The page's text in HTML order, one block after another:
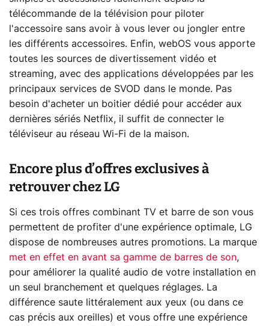
télécommande de la télévision pour piloter
l'accessoire sans avoir à vous lever ou jongler entre
les différents accessoires. Enfin, webOS vous apporte
toutes les sources de divertissement vidéo et
streaming, avec des applications développées par les
principaux services de SVOD dans le monde. Pas
besoin d'acheter un boitier dédié pour accéder aux
dernières sériés Netflix, il suffit de connecter le
téléviseur au réseau Wi-Fi de la maison.
Encore plus d’offres exclusives à
retrouver chez LG
Si ces trois offres combinant TV et barre de son vous
permettent de profiter d'une expérience optimale, LG
dispose de nombreuses autres promotions. La marque
met en effet en avant sa gamme de barres de son,
pour améliorer la qualité audio de votre installation en
un seul branchement et quelques réglages. La
différence saute littéralement aux yeux (ou dans ce
cas précis aux oreilles) et vous offre une expérience